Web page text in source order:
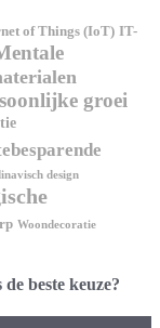
of Things (IoT) IT-
groei
design
Woondecoratie
beste keuze?